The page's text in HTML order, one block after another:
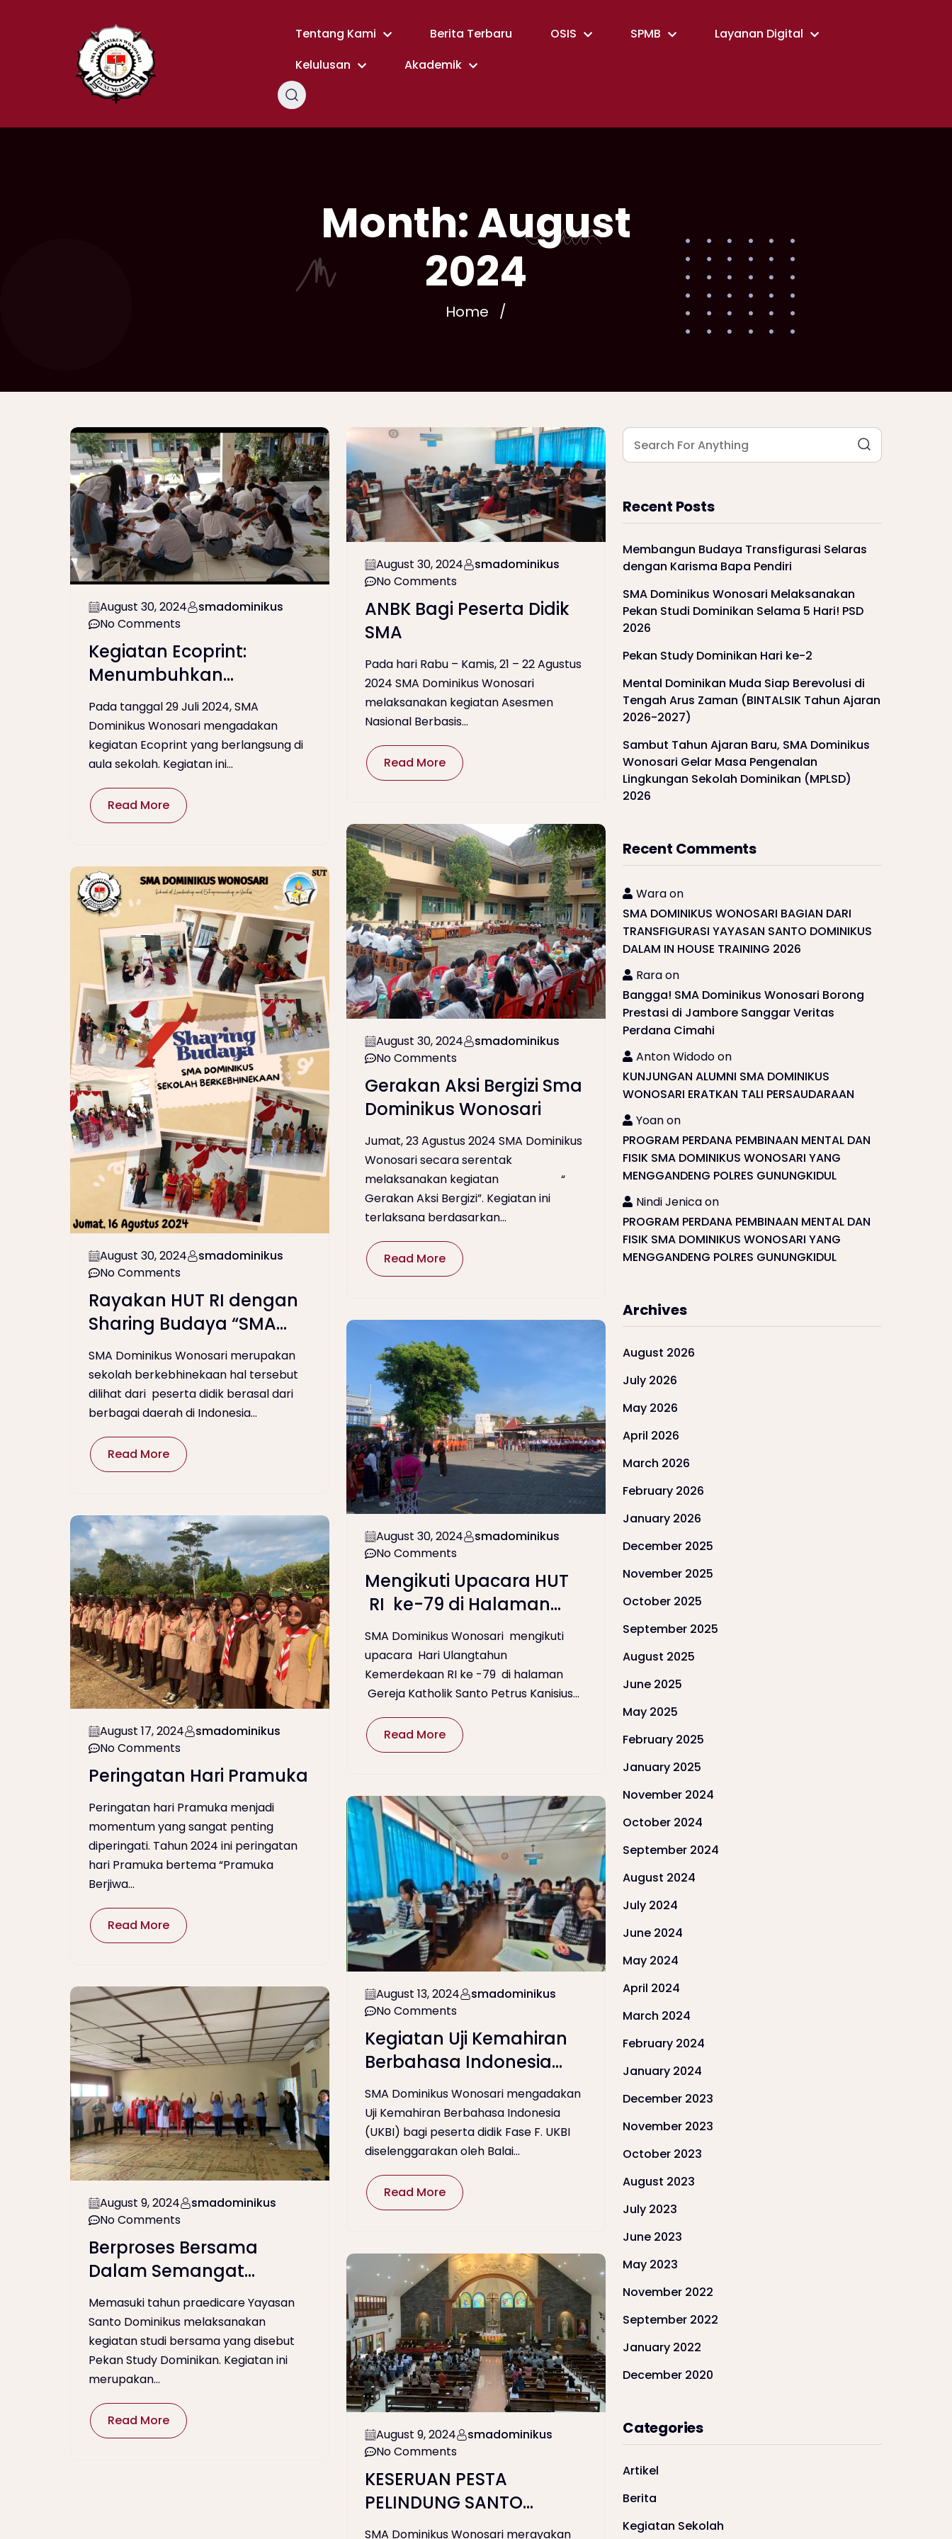
Tentang Kami Berita Terbaru OSIS SPMB
Layanan Digital
Kelulusan
Akademik
Month:August
2024
Home
August 30, 2024
smadominikus
No Comments
Kegiatan Ecoprint:
Menumbuhkan
Kreativitas dan
Kolaborasi Ilmu
Pada tanggal 29 Juli 2024, SMA
Dominikus Wonosari mengadakan
kegiatan Ecoprint yang berlangsung di
aula sekolah. Kegiatan ini...
Read More
August 30, 2024
smadominikus
No Comments
ANBK Bagi Peserta Didik
SMA
Pada hari Rabu – Kamis, 21 – 22 Agustus
2024 SMA Dominikus Wonosari
melaksanakan kegiatan Asesmen
Nasional Berbasis...
Read More
August 30, 2024
smadominikus
No Comments
Gerakan Aksi Bergizi Sma
Dominikus Wonosari
Jumat, 23 Agustus 2024 SMA Dominikus
Wonosari secara serentak
melaksanakan kegiatan “
Gerakan Aksi Bergizi”. Kegiatan ini
terlaksana berdasarkan...
Read More
August 30, 2024
smadominikus
No Comments
Rayakan HUT RI dengan
Sharing Budaya “SMA
Dominikus, Sekolah
Berkebhinekaan”
SMA Dominikus Wonosari merupakan
sekolah berkebhinekaan hal tersebut
dilihat dari peserta didik berasal dari
berbagai daerah di Indonesia...
Read More
August 30, 2024
smadominikus
No Comments
Mengikuti Upacara HUT
RI ke-79 di Halaman
Gereja Katholik Santo
Petrus Kanisisius
Wonosari
SMA Dominikus Wonosari mengikuti
upacara Hari Ulangtahun
Kemerdekaan RI ke -79 di halaman
Gereja Katholik Santo Petrus Kanisius...
Read More
August 17, 2024
smadominikus
No Comments
Peringatan Hari Pramuka
Peringatan hari Pramuka menjadi
momentum yang sangat penting
diperingati. Tahun 2024 ini peringatan
hari Pramuka bertema “Pramuka
Berjiwa...
Read More
August 13, 2024
smadominikus
No Comments
Kegiatan Uji Kemahiran
Berbahasa Indonesia
(UKBI)
SMA Dominikus Wonosari mengadakan
Uji Kemahiran Berbahasa Indonesia
(UKBI) bagi peserta didik Fase F. UKBI
diselenggarakan oleh Balai...
Read More
August 9, 2024
smadominikus
No Comments
Berproses Bersama
Dalam Semangat
Pewartaan
Memasuki tahun praedicare Yayasan
Santo Dominikus melaksanakan
kegiatan studi bersama yang disebut
Pekan Study Dominikan. Kegiatan ini
merupakan...
Read More
August 9, 2024
smadominikus
No Comments
KESERUAN PESTA
PELINDUNG SANTO
DOMINIKUS 2024
SMA Dominikus Wonosari merayakan
Recent Posts
Membangun Budaya Transfigurasi Selaras
dengan Karisma Bapa Pendiri
SMA Dominikus Wonosari Melaksanakan
Pekan Studi Dominikan Selama 5 Hari! PSD
2026
Pekan Study Dominikan Hari ke-2
Mental Dominikan Muda Siap Berevolusi di
Tengah Arus Zaman (BINTALSIK Tahun Ajaran
2026-2027)
Sambut Tahun Ajaran Baru, SMA Dominikus
Wonosari Gelar Masa Pengenalan
Lingkungan Sekolah Dominikan (MPLSD)
2026
Recent Comments
Waraon
SMA DOMINIKUS WONOSARI BAGIAN DARI
TRANSFIGURASI YAYASAN SANTO DOMINIKUS
DALAM IN HOUSE TRAINING 2026
Raraon
Bangga! SMA Dominikus Wonosari Borong
Prestasi di Jambore Sanggar Veritas
Perdana Cimahi
Anton Widodoon
KUNJUNGAN ALUMNI SMA DOMINIKUS
WONOSARI ERATKAN TALI PERSAUDARAAN
Yoanon
PROGRAM PERDANA PEMBINAAN MENTAL DAN
FISIK SMA DOMINIKUS WONOSARI YANG
MENGGANDENG POLRES GUNUNGKIDUL
Nindi Jenicaon
PROGRAM PERDANA PEMBINAAN MENTAL DAN
FISIK SMA DOMINIKUS WONOSARI YANG
MENGGANDENG POLRES GUNUNGKIDUL
Archives
August 2026
July 2026
May 2026
April 2026
March 2026
February 2026
January 2026
December 2025
November 2025
October 2025
September 2025
August 2025
June 2025
May 2025
February 2025
January 2025
November 2024
October 2024
September 2024
August 2024
July 2024
June 2024
May 2024
April 2024
March 2024
February 2024
January 2024
December 2023
November 2023
October 2023
August 2023
July 2023
June 2023
May 2023
November 2022
September 2022
January 2022
December 2020
Categories
Artikel
Berita
Kegiatan Sekolah